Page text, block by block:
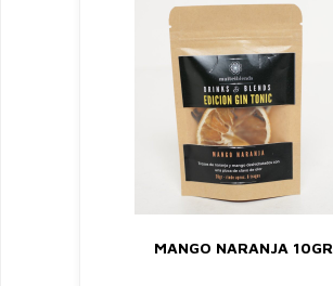
MANGO NARANJA 10GR